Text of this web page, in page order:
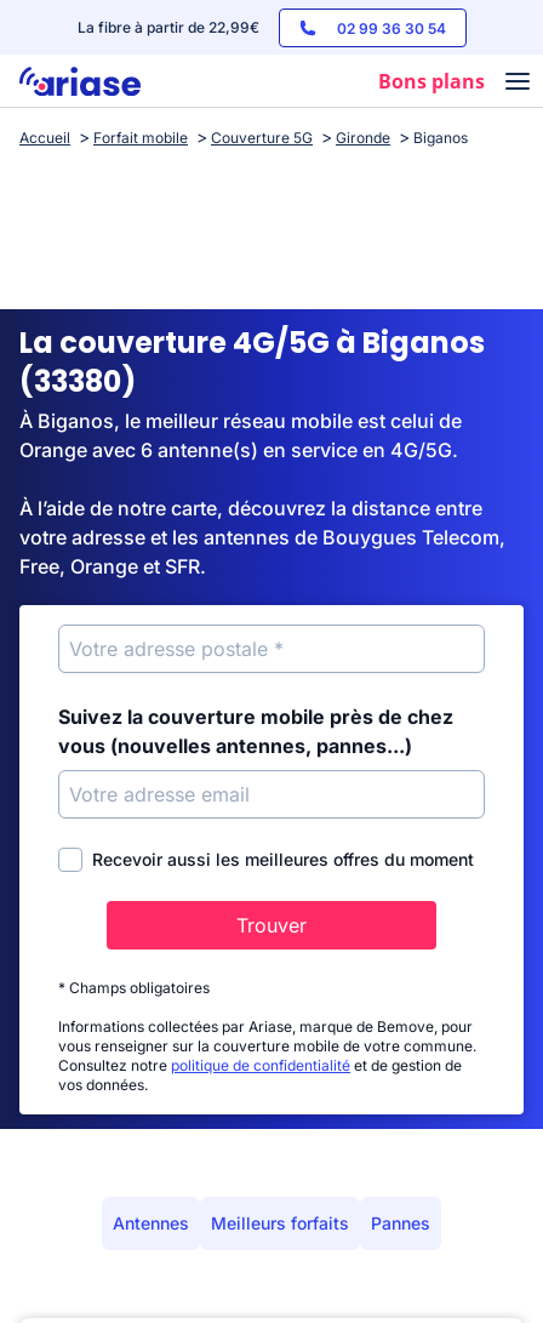
La fibre à partir de 22,99€ 02 99 36 30 54
Bons plans
Box internet
Streaming
Accueil Forfait mobile Couverture 5G Gironde Biganos
La couverture 4G/5G à Biganos
(33380)
À Biganos, le meilleur réseau mobile est celui de
Orange avec 6 antenne(s) en service en 4G/5G.
À l’aide de notre carte, découvrez la distance entre
votre adresse et les antennes de Bouygues Telecom,
Free, Orange et SFR.
Suivez la couverture mobile près de chez
vous (nouvelles antennes, pannes...)
Recevoir aussi les meilleures offres du moment
Trouver
* Champs obligatoires
Informations collectées par Ariase, marque de Bemove, pour
vous renseigner sur la couverture mobile de votre commune.
Consultez notre politique de confidentialité et de gestion de
vos données.
Antennes Meilleurs forfaits Pannes